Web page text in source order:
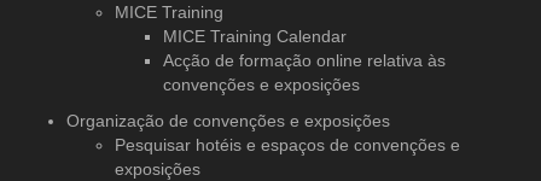
MICE Training
MICE Training Calendar
Acção de formação online relativa às
convenções e exposições
Organização de convenções e exposições
Pesquisar hotéis e espaços de convenções e
exposições